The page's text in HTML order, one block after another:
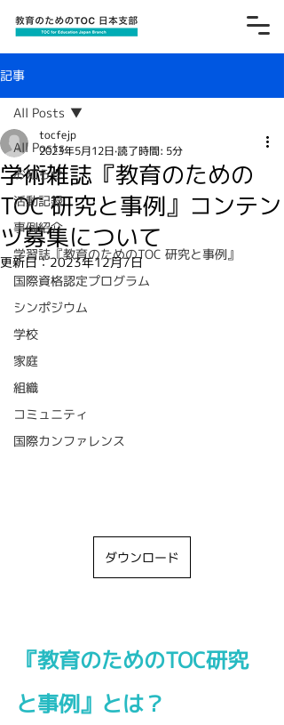
記事
All Posts
お知らせ
活動記録
事例紹介
学習誌『教育のためのTOC 研究と事例』
国際資格認定プログラム
シンポジウム
学校
家庭
組織
コミュニティ
国際カンファレンス
All Posts
学術雑誌『教育のための
TOC 研究と事例』コンテン
ツ募集について
tocfejp
2023年5月12日 読了時間: 5分
更新日：2023年12月7日
ダウンロード
『教育のためのTOC研究
と事例』とは？